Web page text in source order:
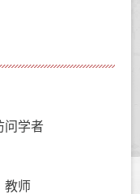
问学者
教师